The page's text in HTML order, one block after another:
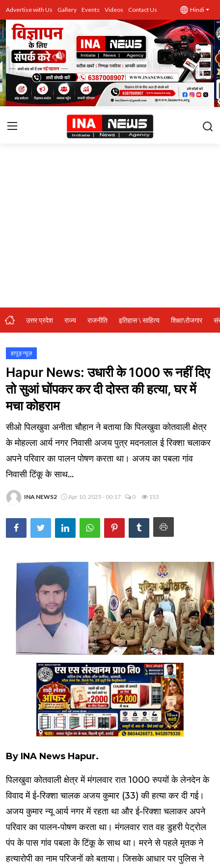
Advertise with Us Gallery Events Videos Contact Us Hindi
उत्तर प्रदेश
Advertise with Us
Events
राज्य
विशेष स्टोरी
अजब गजब
नई दिल्ली
कृषि
टेक्नोलॉजी / बिजनेस
वायरल न्यूज़
उत्तर प्रदेश राज्य राजनीति इतिहास \ साहित्य शिक्षा\रोजगार
हापुड़ न्यूज़
Hapur News: उधारी के 1000 रू नहीं दिए
तो सुआं घोंपकर कर दी दोस्त की हत्या, घर में
मचा कोहराम
सीओ पिलखुवा अनीता चौहान ने बताया कि पिलखुवा कोतवाली क्षेत्र
के मोहल्ला आर्य नगर निवासी अजय पुत्र मदनलाल ई रिक्शा चलाकर
अपने परिवार का पालन पोषण करता था। अजय का पबला गांव
निवासी टिंकू के साथ...
INA NEWS2 Apr 10, 2025 - 00:17 0 153
By INA News Hapur.
पिलखुवा कोतवाली क्षेत्र में मंगलवार रात 1000 रुपयों के लेनदेन के
विवाद में ई-रिक्शा चालक अजय कुमार (33) की हत्या कर दी गई।
अजय कुमार न्यू आर्य नगर में रहता था और ई-रिक्शा चलाकर अपने
परिवार का पालन-पोषण करता था। मंगलवार रात वह डुहरी पेट्रोल
पंप के पास गांव पबला के टिंकू के साथ था। मरने से पहले मृतक ने
हत्यारोपी का नाम परिजनों को बताया। जिसके आधार पर पुलिस ने